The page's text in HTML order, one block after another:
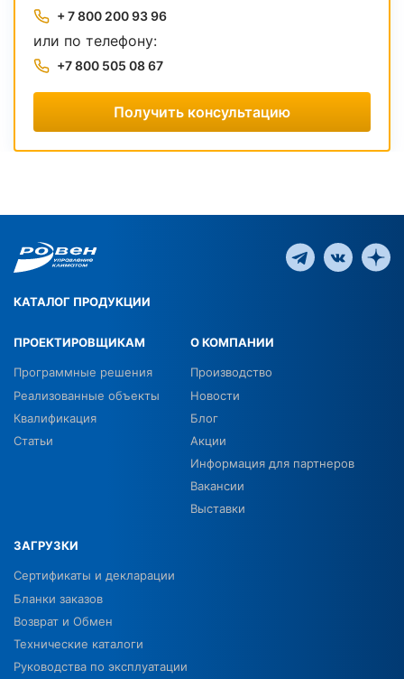
+ 7 800 200 93 96
или по телефону:
+7 800 505 08 67
Получить консультацию
КАТАЛОГ ПРОДУКЦИИ
ПРОЕКТИРОВЩИКАМ
Программные решения
Реализованные объекты
Квалификация
Статьи
О КОМПАНИИ
Производство
Новости
Блог
Акции
Информация для партнеров
Вакансии
Выставки
ЗАГРУЗКИ
Сертификаты и декларации
Бланки заказов
Возврат и Обмен
Технические каталоги
Руководства по эксплуатации